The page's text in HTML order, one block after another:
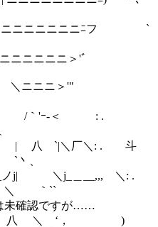
ニニニﾆフ `
ニニニ＞'ﾞ
ニニ＞'"
'ｰ-＜ : .
厂＼: . 斗
、
＿__,,, ＼: .
｀``
ですが……
‘， )